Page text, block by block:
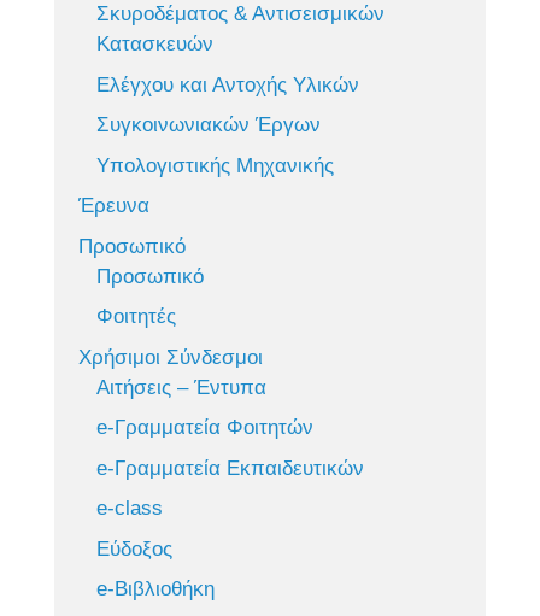
Σκυροδέματος & Αντισεισμικών
Κατασκευών
Ελέγχου και Αντοχής Υλικών
Συγκοινωνιακών Έργων
Υπολογιστικής Μηχανικής
Έρευνα
Προσωπικό
Προσωπικό
Φοιτητές
Χρήσιμοι Σύνδεσμοι
Αιτήσεις – Έντυπα
e-Γραμματεία Φοιτητών
e-Γραμματεία Εκπαιδευτικών
e-class
Εύδοξος
e-Βιβλιοθήκη